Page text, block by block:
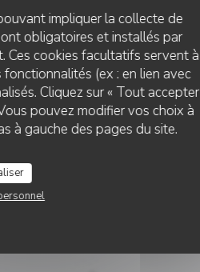
impliquer la collecte de
obligatoires et installés par
cookies facultatifs servent à
(ex : en lien avec
Cliquez sur « Tout accepter
pouvez modifier vos choix à
à gauche des pages du site.